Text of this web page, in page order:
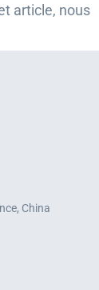
article, nous
China